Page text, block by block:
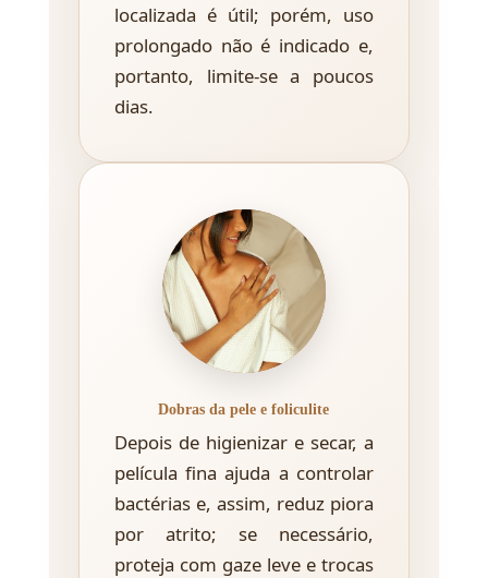
localizada é útil; porém, uso
prolongado não é indicado e,
portanto, limite-se a poucos
dias.
Dobras da pele e foliculite
Depois de higienizar e secar, a
película fina ajuda a controlar
bactérias e, assim, reduz piora
por atrito; se necessário,
proteja com gaze leve e trocas